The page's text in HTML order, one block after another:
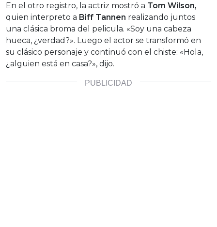
En el otro registro, la actriz mostró a Tom Wilson,
quien interpreto a Biff Tannen realizando juntos
una clásica broma del pelicula. «Soy una cabeza
hueca, ¿verdad?». Luego el actor se transformó en
su clásico personaje y continuó con el chiste: «Hola,
¿alguien está en casa?», dijo.